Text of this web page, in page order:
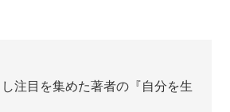
注目を集めた著者の『自分を生